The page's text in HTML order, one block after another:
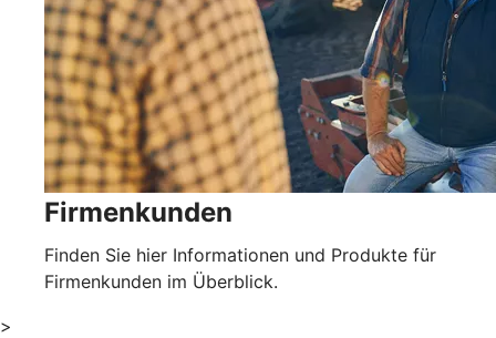
Firmenkunden
Finden Sie hier Informationen und Produkte für
Firmenkunden im Überblick.
>